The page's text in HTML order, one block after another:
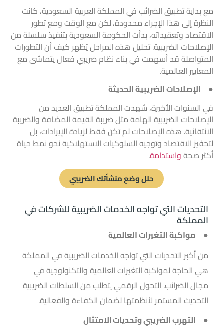
مع بداية تطبيق الضرائب في المملكة العربية السعودية، كانت
النظرة إلى هذا الإجراء محدودة، لكن مع الوقت ومع تطور
الاقتصاد وتعقيداته، بدأت الحكومة السعودية بتنفيذ سلسلة من
الإصلاحات الضريبية. تحليل هذه المراحل يُظهر كيف أن التطورات
المتواصلة قد أسهمت في بناء نظام ضريبي فعال يتماشى مع
المعايير العالمية.
● الإصلاحات الضريبية الحديثة
في السنوات الأخيرة، شهدت المملكة تطبيق العديد من
الإصلاحات الضريبية الهامة مثل ضريبة القيمة المضافة والضريبة
الانتقائية. هذه الإصلاحات لم تكن فقط لزيادة الإيرادات، بل
لتحفيز الاقتصاد وتوجيه السلوكيات الاستهلاكية نحو نمط حياة
أكثر صحةواستدامة.
حلل وضع منشأتك الضريبي
التحديات التي تواجه الخدمات الضريبية للشركات في
المملكة
● مواكبة التغيرات العالمية
من أكبر التحديات التي تواجهالخدمات الضريبيةفي المملكة
هي الحاجة لمواكبة التغيرات العالمية والتكنولوجية في
مجال الضرائب. التحول الرقمي يتطلب من السلطات الضريبية
التحديث المستمر لأنظمتها لضمان الكفاءة والفعالية.
● التهربالضريبيوتحديات الامتثال